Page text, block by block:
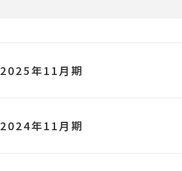
2025年11月期
2024年11月期